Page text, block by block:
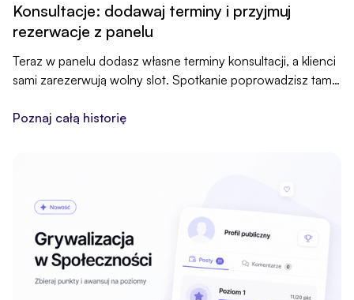
Konsultacje: dodawaj terminy i przyjmuj
rezerwacje z panelu
Teraz w panelu dodasz własne terminy konsultacji, a klienci
sami zarezerwują wolny slot. Spotkanie poprowadzisz tam,
przypomnienia i płatność trzymasz u nas, w jednym
Poznaj całą historię